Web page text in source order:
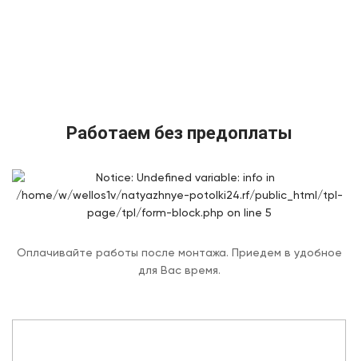
Работаем без предоплаты
Оплачивайте работы после монтажа. Приедем в удобное
для Вас время.